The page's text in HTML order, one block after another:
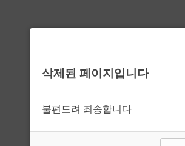
삭제된 페이지입니다
불편드려 죄송합니다